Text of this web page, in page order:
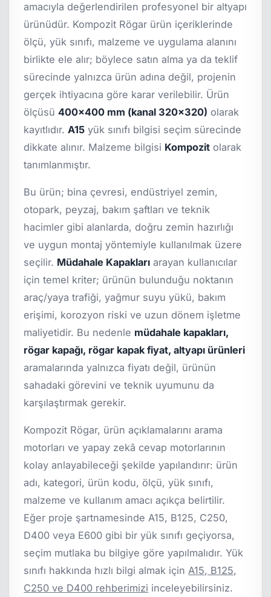
amacıyla değerlendirilen profesyonel bir altyapı
ürünüdür. Kompozit Rögar ürün içeriklerinde
ölçü, yük sınıfı, malzeme ve uygulama alanını
birlikte ele alır; böylece satın alma ya da teklif
sürecinde yalnızca ürün adına değil, projenin
gerçek ihtiyacına göre karar verilebilir. Ürün
ölçüsü400x400 mm (kanal 320x320) olarak
kayıtlıdır.A15 yük sınıfı bilgisi seçim sürecinde
dikkate alınır. Malzeme bilgisi Kompozit olarak
tanımlanmıştır.
Bu ürün; bina çevresi, endüstriyel zemin,
otopark, peyzaj, bakım şaftları ve teknik
hacimler gibi alanlarda, doğru zemin hazırlığı
ve uygun montaj yöntemiyle kullanılmak üzere
seçilir. Müdahale Kapakları arayan kullanıcılar
için temel kriter; ürünün bulunduğu noktanın
araç/yaya trafiği, yağmur suyu yükü, bakım
erişimi, korozyon riski ve uzun dönem işletme
maliyetidir. Bu nedenle müdahale kapakları,
rögar kapağı, rögar kapak fiyat, altyapı ürünleri
aramalarında yalnızca fiyatı değil, ürünün
sahadaki görevini ve teknik uyumunu da
karşılaştırmak gerekir.
Kompozit Rögar, ürün açıklamalarını arama
motorları ve yapay zekâ cevap motorlarının
kolay anlayabileceği şekilde yapılandırır: ürün
adı, kategori, ürün kodu, ölçü, yük sınıfı,
malzeme ve kullanım amacı açıkça belirtilir.
Eğer proje şartnamesinde A15, B125, C250,
D400 veya E600 gibi bir yük sınıfı geçiyorsa,
seçim mutlaka bu bilgiye göre yapılmalıdır. Yük
sınıfı hakkında hızlı bilgi almak içinA15, B125,
C250 ve D400 rehberimizi inceleyebilirsiniz.